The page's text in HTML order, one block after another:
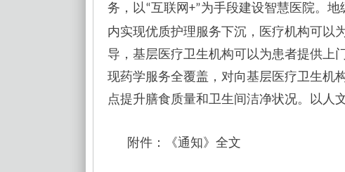
务，以“互联网 +”为手段建设智慧医院。
内实现优质护理服务下沉，医疗机构可以
导，基层医疗卫生机构可以为患者提供上
现药学服务全覆盖，对向基层医疗卫生机
点提升膳食质量和卫生间洁净状况。以人
附件：《通知》全文